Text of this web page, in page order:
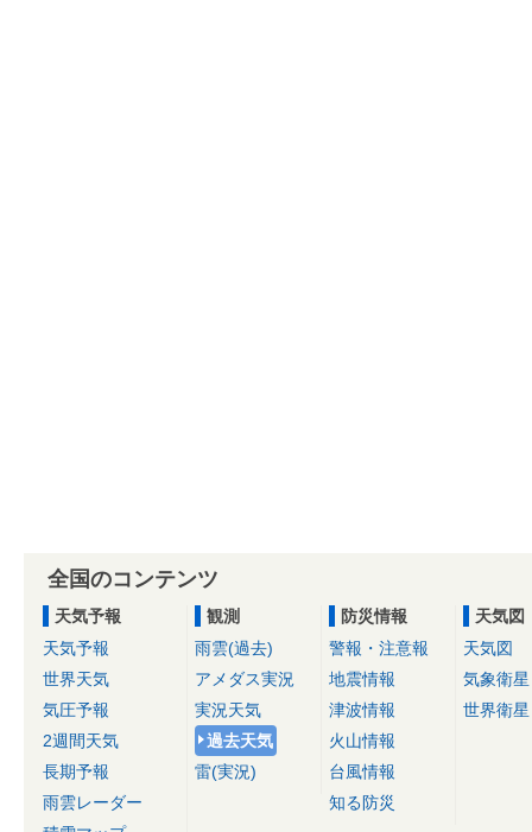
全国のコンテンツ
天気予報
天気予報
世界天気
気圧予報
2週間天気
長期予報
雨雲レーダー
観測
雨雲(過去)
アメダス実況
実況天気
過去天気
雷(実況)
防災情報
警報・注意報
地震情報
津波情報
火山情報
台風情報
知る防災
天気図
天気図
気象衛星
世界衛星